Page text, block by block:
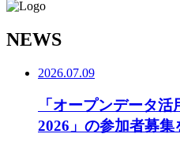
NEWS
2026.07.09
「オープンデータ
2026」の参加者募集